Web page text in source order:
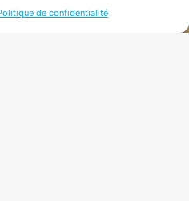
de confidentialité